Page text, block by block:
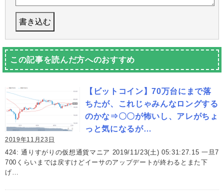
この記事を読んだ方へのおすすめ
【ビットコイン】70万台にまで落
ちたが、これじゃみんなロングする
のかな⇒〇〇が怖いし、アレがちょ
っと気になるが…
2019年11月23日
424: 通りすがりの仮想通貨マニア 2019/11/23(土) 05:31:27.15 一旦7
700くらいまでは戻すけどイーサのアップデートが終わるとまた下
げ…